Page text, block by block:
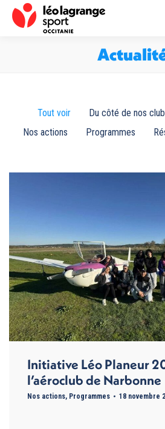
Tout voir Du côté de nos
Nos actions
Programmes
Initiative Léo Planeur
l’aéroclub de Narbonne
Nos actions, Programmes 18 novembre